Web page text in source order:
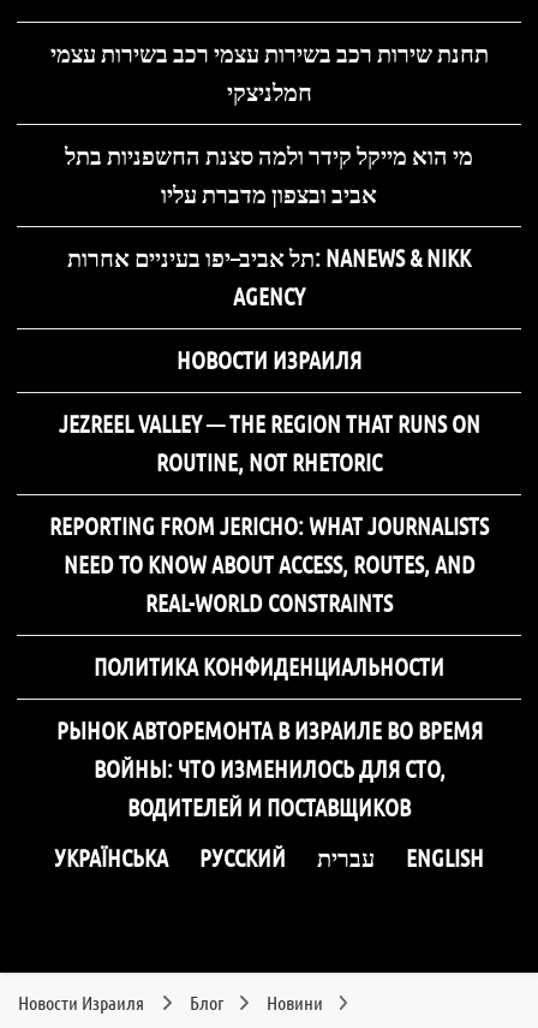
תחנת שירות רכב בשירות עצמי רכב בשירות עצמי
חמלניצקי
מי הוא מייקל קידר ולמה סצנת החשפניות בתל
אביב ובצפון מדברת עליו
תל אביב–יפו בעיניים אחרות: NANEWS & NIKK
AGENCY
НОВОСТИ ИЗРАИЛЯ
JEZREEL VALLEY — THE REGION THAT RUNS ON
ROUTINE, NOT RHETORIC
REPORTING FROM JERICHO: WHAT JOURNALISTS
NEED TO KNOW ABOUT ACCESS, ROUTES, AND
REAL-WORLD CONSTRAINTS
ПОЛИТИКА КОНФИДЕНЦИАЛЬНОСТИ
РЫНОК АВТОРЕМОНТА В ИЗРАИЛЕ ВО ВРЕМЯ
ВОЙНЫ: ЧТО ИЗМЕНИЛОСЬ ДЛЯ СТО,
ВОДИТЕЛЕЙ И ПОСТАВЩИКОВ
УКРАЇНСЬКА
РУССКИЙ עברית ENGLISH
Новости Израиля Блог Новини